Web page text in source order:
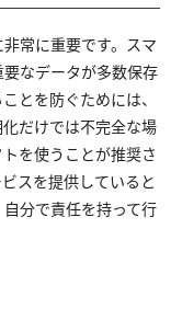
常に重要です。スマ
なデータが多数保存
とを防ぐためには、
だけでは不完全な場
を使うことが推奨さ
スを提供していると
分で責任を持って行